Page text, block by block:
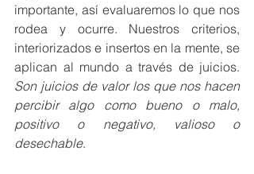
importante, así evaluaremos lo que nos
rodea y ocurre. Nuestros criterios,
interiorizados e insertos en la mente, se
Son juicios de valor los que nos hacen
percibir algo como bueno o malo,
positivo o negativo, valioso o
desechable.